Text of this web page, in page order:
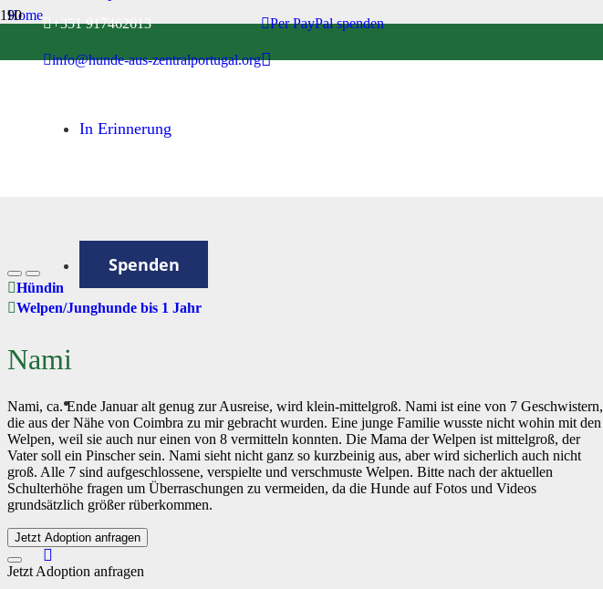
+351 917462613
info@hunde-aus-zentralportugal.org
Per PayPal spenden
In Erinnerung
Spenden
Home
Welpen/Junghunde bis 1 Jahr
Hündin
Welpen/Junghunde bis 1 Jahr
Nami
Nami, ca. Ende Januar alt genug zur Ausreise, wird klein-mittelgroß. Nami ist eine von 7 Geschwistern,
die aus der Nähe von Coimbra zu mir gebracht wurden. Eine junge Familie wusste nicht wohin mit den
Welpen, weil sie auch nur einen von 8 vermitteln konnten. Die Mama der Welpen ist mittelgroß, der
Vater soll ein Pinscher sein. Nami sieht nicht ganz so kurzbeinig aus, aber wird sicherlich auch nicht
groß. Alle 7 sind aufgeschlossene, verspielte und verschmuste Welpen. Bitte nach der aktuellen
Schulterhöhe fragen um Überraschungen zu vermeiden, da die Hunde auf Fotos und Videos
grundsätzlich größer rüberkommen.
Jetzt Adoption anfragen
Jetzt Adoption anfragen